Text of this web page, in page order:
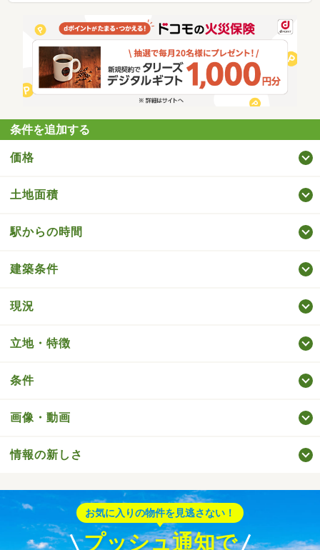
条件を追加する
価格
土地面積
駅からの時間
建築条件
現況
立地・特徴
条件
画像・動画
情報の新しさ
お気に入りの物件を見逃さない！
プッシュ通知で